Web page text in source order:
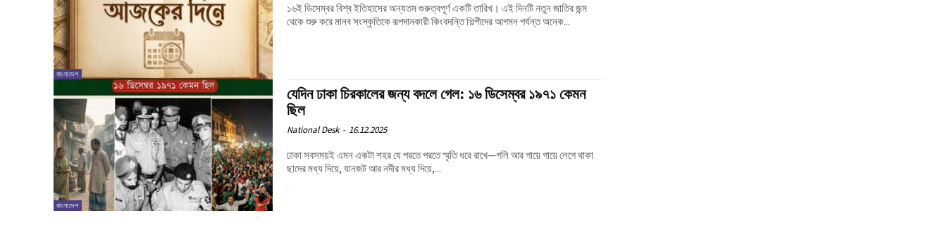
বাংলাদেশ
১৬ই ডিসেম্বর বিশ্ব ইতিহাসের অন্যতম গুরুত্বপূর্ণ একটি তারিখ। এই দিনটি নতুন জাতির জন্ম
থেকে শুরু করে মানব সংস্কৃতিকে রূপদানকারী কিংবদন্তি শিল্পীদের আগমন পর্যন্ত অনেক...
বাংলাদেশ
যেদিন ঢাকা চিরকালের জন্য বদলে গেল: ১৬ ডিসেম্বর ১৯৭১ কেমন
ছিল
National Desk - 16.12.2025
ঢাকা সবসময়ই এমন একটা শহর যে পরতে পরতে স্মৃতি ধরে রাখে—গলি আর গায়ে গায়ে লেগে থাকা
ছাদের মধ্য দিয়ে, যানজট আর নদীর মধ্য দিয়ে,...